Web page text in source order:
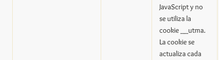
JavaScript y no
se utiliza la
cookie __utma.
La cookie se
actualiza cada